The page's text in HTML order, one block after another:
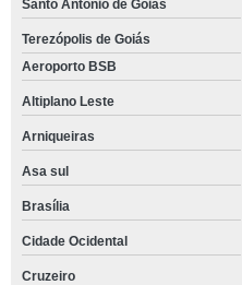
Santo Antônio de Goiás
Terezópolis de Goiás
Aeroporto BSB
Altiplano Leste
Arniqueiras
Asa sul
Brasília
Cidade Ocidental
Cruzeiro